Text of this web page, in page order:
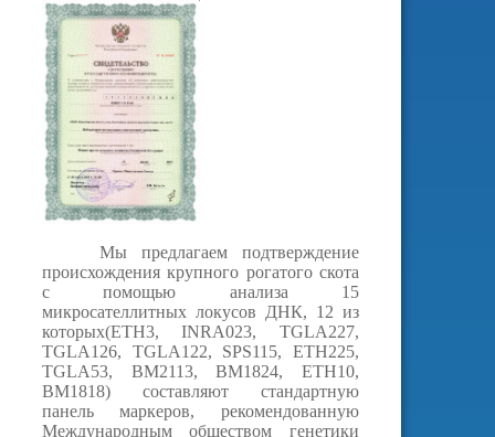
Мы предлагаем подтверждение
происхождения крупного рогатого скота
с помощью анализа 15
микросателлитных локусов ДНК, 12 из
которых(ETH3, INRA023, TGLA227,
TGLA126, TGLA122, SPS115, ETH225,
TGLA53, BM2113, BM1824, ETH10,
BM1818) составляют стандартную
панель маркеров, рекомендованную
Международным обществом генетики